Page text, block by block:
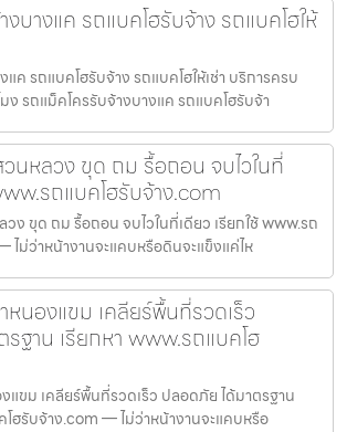
บางแค รถแบคโฮรับจ้าง รถแบคโฮให้
ค รถแบคโฮรับจ้าง รถแบคโฮให้เช่า บริการครบ
ง รถแม็คโครรับจ้างบางแค รถแบคโฮรับจ้า
นหลวง ขุด ถม รื้อถอน จบไวในที่
รถแบคโฮรับจ้าง.com
ง ขุด ถม รื้อถอน จบไวในที่เดียว เรียกใช้ www.รถ
ไม่ว่าหน้างานจะแคบหรือดินจะแข็งแค่ไห
หนองแขม เคลียร์พื้นที่รวดเร็ว
ฐาน เรียกหา www.รถแบคโฮ
งแขม เคลียร์พื้นที่รวดเร็ว ปลอดภัย ได้มาตรฐาน
โฮรับจ้าง.com — ไม่ว่าหน้างานจะแคบหรือ